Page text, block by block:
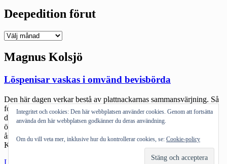
Deepedition förut
Deepedition
Magnus Kolsjö
Löspenisar vaskas i omvänd bevisbörda
Den här dagen verkar bestå av plattnackarnas sammansvärjning. Så
fort man lyft blicken från planningjobbet och siffercrunchandet är
det någon som lyckats göra uttalanden som får en att höja på
ögonbrynen. Och förutom nedanstående polis (vars politiska
åskådning är okänd) så verkar det tyvärr gått en säkring hos
KD. Sacrédeus är i gott sällskap med andra […]
Läs mer
Integritet och cookies: Den här webbplatsen använder cookies. Genom att fortsätta
använda den här webbplatsen godkänner du deras användning.
Om du vill veta mer, inklusive hur du kontrollerar cookies, se: Cookie-policy